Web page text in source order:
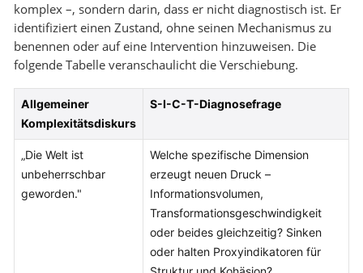
komplex –, sondern darin, dass er nicht diagnostisch ist. Er
identifiziert einen Zustand, ohne seinen Mechanismus zu
benennen oder auf eine Intervention hinzuweisen. Die
folgende Tabelle veranschaulicht die Verschiebung.
Allgemeiner
Komplexitätsdiskurs
S-I-C-T-Diagnosefrage
„Die Welt ist
unbeherrschbar
geworden."
Welche spezifische Dimension
erzeugt neuen Druck –
Informationsvolumen,
Transformationsgeschwindigkeit
oder beides gleichzeitig? Sinken
oder halten Proxyindikatoren für